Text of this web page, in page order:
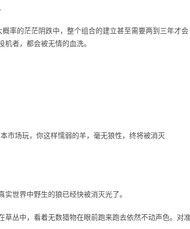
率的茫茫阴跌中，整个组合的建立甚至需要两到三年才会
者，都会被无情的血洗。
市场玩，你这样懦弱的羊，毫无狼性，终将被消灭
世界中野生的狼已经快被消灭光了。
丛中，看着无数猎物在眼前跑来跑去依然不动声色。对准